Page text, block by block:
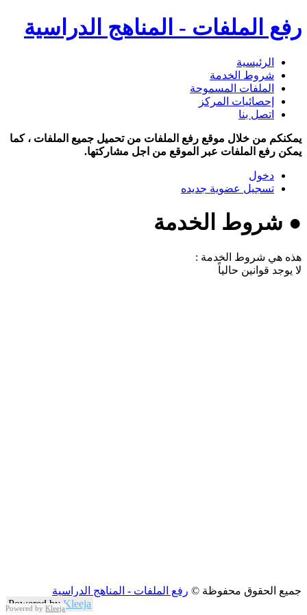
Powered byKleeja
رفع الملفات - المناهج الدراسية
الرئيسية
شروط الخدمة
الملفات المسموحة
إحصائيات المركز
اتصل بنا
يمكنكم من خلال موقع رفع الملفات من تحميل جميع الملفات ، كما
يمكن رفع الملفات عبر الموقع من اجل مشاركتها.
دخول
تسجيل عضوية جديده
● شروط الخدمة
هذه هي شروط الخدمة :
لا يوجد قوانين حالياً
جميع الحقوق محفوظة © رفع الملفات - المناهج الدراسية
Powered byKleeja